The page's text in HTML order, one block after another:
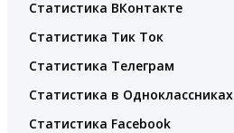
Статистика ВКонтакте
Статистика Тик Ток
Статистика Телеграм
Статистика в Одноклассниках
Статистика Facebook